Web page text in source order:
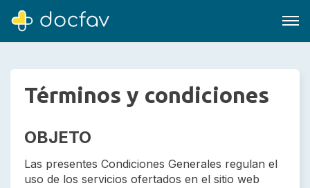
Soporte
Términos y condiciones
OBJETO
Las presentes Condiciones Generales regulan el
uso de los servicios ofertados en el sitio web